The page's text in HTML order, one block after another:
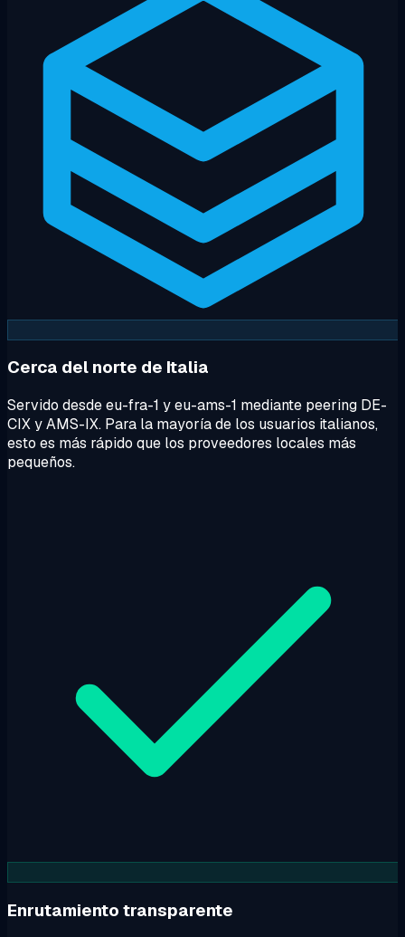
Cerca del norte de Italia
Servido desde eu-fra-1 y eu-ams-1 mediante peering DE-
CIX y AMS-IX. Para la mayoría de los usuarios italianos,
esto es más rápido que los proveedores locales más
pequeños.
Enrutamiento transparente